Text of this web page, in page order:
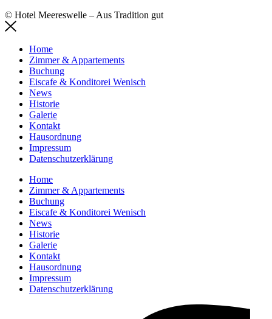
© Hotel Meereswelle – Aus Tradition gut
Home
Zimmer & Appartements
Buchung
Eiscafe & Konditorei Wenisch
News
Historie
Galerie
Kontakt
Hausordnung
Impressum
Datenschutzerklärung
Home
Zimmer & Appartements
Buchung
Eiscafe & Konditorei Wenisch
News
Historie
Galerie
Kontakt
Hausordnung
Impressum
Datenschutzerklärung